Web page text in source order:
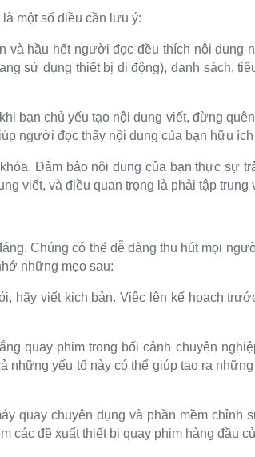
một số điều cần lưu ý:
và hầu hết người đọc đều thích nội dung
sử dụng thiết bị di động), danh sách,
bạn chủ yếu tạo nội dung viết, đừng
người đọc thấy nội dung của bạn hữu
Đảm bảo nội dung của bạn thực sự
viết, và điều quan trọng là phải tập trung
Chúng có thể dễ dàng thu hút mọi
những mẹo sau:
hãy viết kịch bản. Việc lên kế hoạch
quay phim trong bối cảnh chuyên
những yếu tố này có thể giúp tạo ra
quay chuyên dụng và phần mềm
các đề xuất thiết bị quay phim hàng đầu